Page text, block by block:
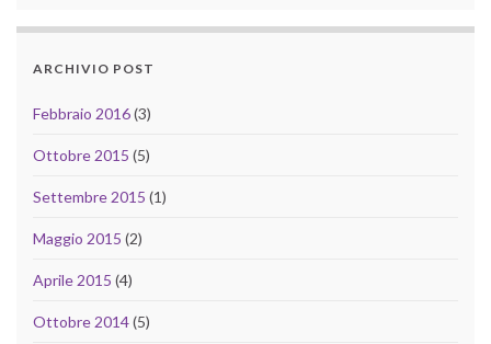
ARCHIVIO POST
Febbraio 2016(3)
Ottobre 2015 (5)
Settembre 2015 (1)
Maggio 2015 (2)
Aprile 2015 (4)
Ottobre 2014(5)